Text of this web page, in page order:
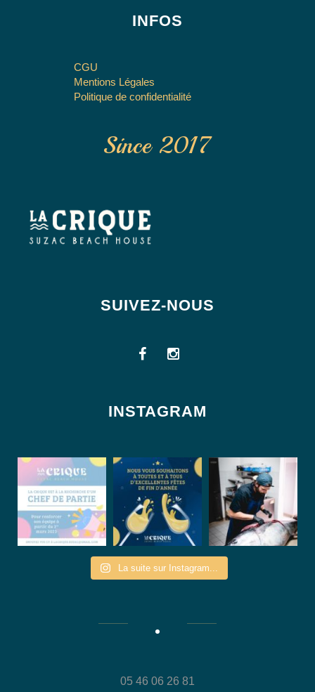
INFOS
CGU
Mentions Légales
Politique de confidentialité
Since 2017
SUIVEZ-NOUS
INSTAGRAM
La suite sur Instagram...
05 46 06 26 81